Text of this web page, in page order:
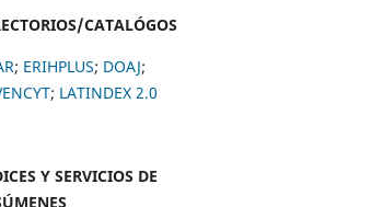
CATALÓGOS
; ERIHPLUS; DOAJ;
; LATINDEX 2.0
Y SERVICIOS DE